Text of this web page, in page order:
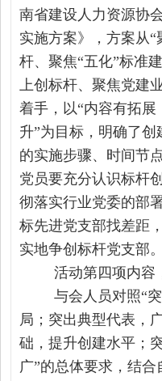
南省建设人力资源协
实施方案》，方案从
杆、聚焦“五化”标准
上创标杆、聚焦党建
着手，以“内容有拓
升”为目标，明确了
的实施步骤、时间节
党员要充分认识标杆
彻落实行业党委的部
标先进党支部找差距
实地争创标杆党支部。
活动第四项内容
与会人员对照“
局；突出典型代表，
础，提升创建水平；
广”的总体要求，结